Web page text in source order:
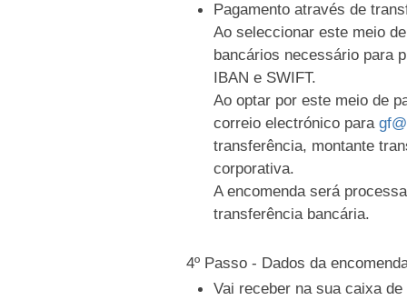
Pagamento através de
Ao seleccionar este meio
bancários necessário para
IBAN e SWIFT.
Ao optar por este meio de
correio electrónico para
transferência, montante
corporativa.
A encomenda será
transferência bancária.
4º Passo - Dados da
Vai receber na sua caixa